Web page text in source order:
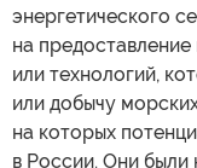
энергетического
на предоставление
или технологий,
или добычу
на которых
в России. Они были